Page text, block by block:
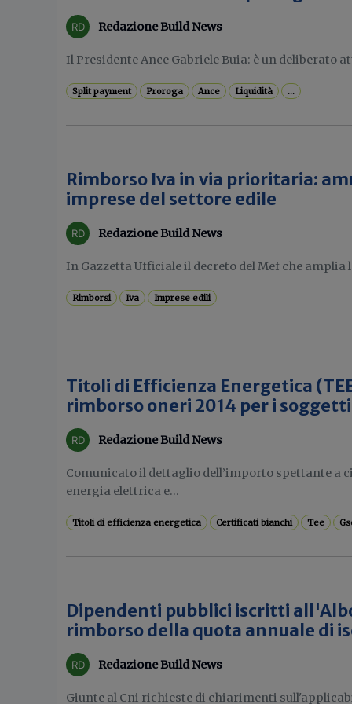
Redazione Build News
Il Presidente Ance Gabriele Buia: è un deliberato
Split payment Proroga Ance Liquidità ...
Rimborso Iva in via prioritaria:
imprese del settore edile
Redazione Build News
In Gazzetta Ufficiale il decreto del Mef che amplia
Rimborsi Iva Imprese edili
Titoli di Efficienza Energetica
rimborso oneri 2014 per i
Redazione Build News
Comunicato il dettaglio dell’importo spettante a
energia elettrica e...
Titoli di efficienza energetica Certificati bianchi Tee
Dipendenti pubblici iscritti
rimborso della quota annuale di
Redazione Build News
Giunte al Cni richieste di chiarimenti